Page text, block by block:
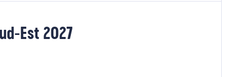
Est 2027